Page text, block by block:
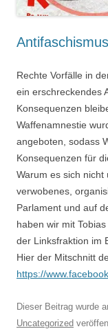
Rechte Vorfälle in
ein erschreckendes
Konsequenzen
Waffenamnestie
angeboten, sodass
Konsequenzen für
Warum es sich nicht
verwobenes,
Parlament und auf
haben wir mit
der Linksfraktion im
Hier der Mitschnitt
https://
Dieser Beitrag wurde
Uncategorized